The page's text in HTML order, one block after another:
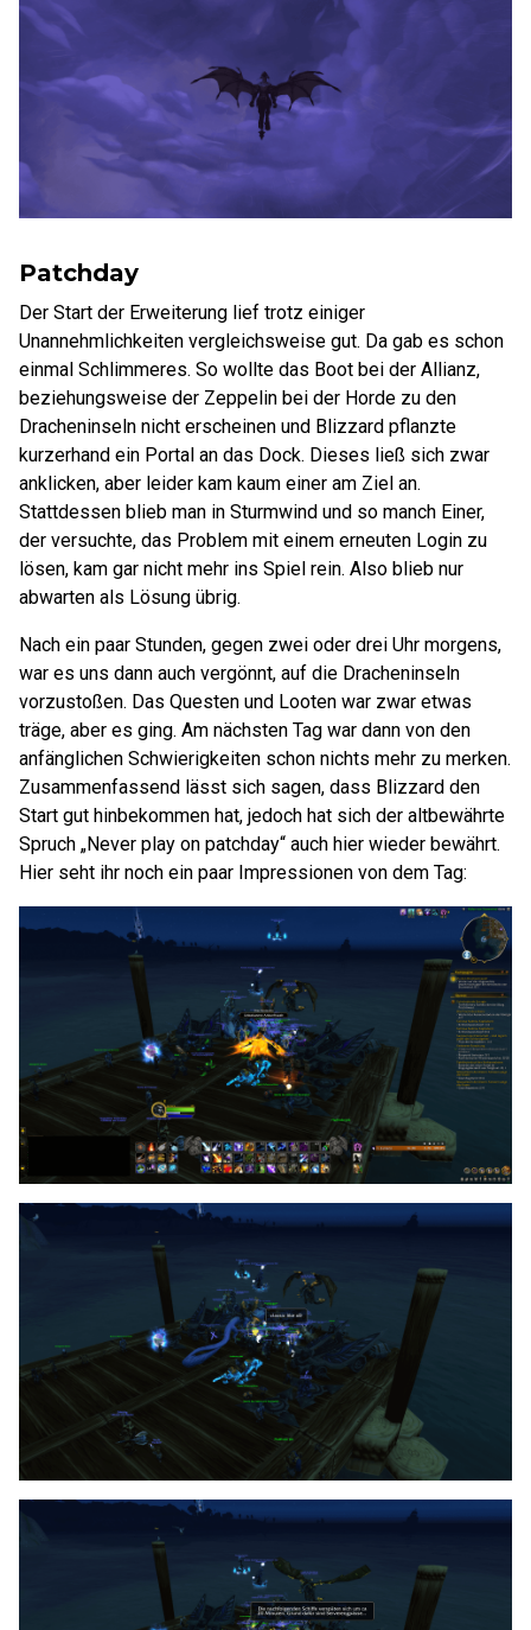
Patchday
Der Start der Erweiterung lief trotz einiger
Unannehmlichkeiten vergleichsweise gut. Da gab es schon
einmal Schlimmeres. So wollte das Boot bei der Allianz,
beziehungsweise der Zeppelin bei der Horde zu den
Dracheninseln nicht erscheinen und Blizzard pflanzte
kurzerhand ein Portal an das Dock. Dieses ließ sich zwar
anklicken, aber leider kam kaum einer am Ziel an.
Stattdessen blieb man in Sturmwind und so manch Einer,
der versuchte, das Problem mit einem erneuten Login zu
lösen, kam gar nicht mehr ins Spiel rein. Also blieb nur
abwarten als Lösung übrig.
Nach ein paar Stunden, gegen zwei oder drei Uhr morgens,
war es uns dann auch vergönnt, auf die Dracheninseln
vorzustoßen. Das Questen und Looten war zwar etwas
träge, aber es ging. Am nächsten Tag war dann von den
anfänglichen Schwierigkeiten schon nichts mehr zu merken.
Zusammenfassend lässt sich sagen, dass Blizzard den
Start gut hinbekommen hat, jedoch hat sich der altbewährte
Spruch „Never play on patchday“ auch hier wieder bewährt.
Hier seht ihr noch ein paar Impressionen von dem Tag: